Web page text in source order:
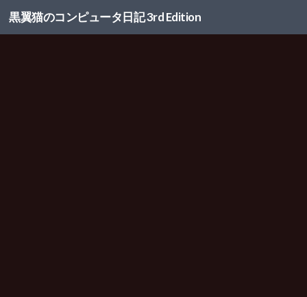
コンテンツへスキップ
黒翼猫のコンピュータ日記 3rd Edition